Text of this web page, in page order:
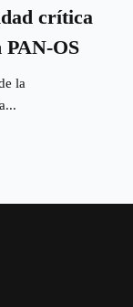
crítica
PAN-OS
la